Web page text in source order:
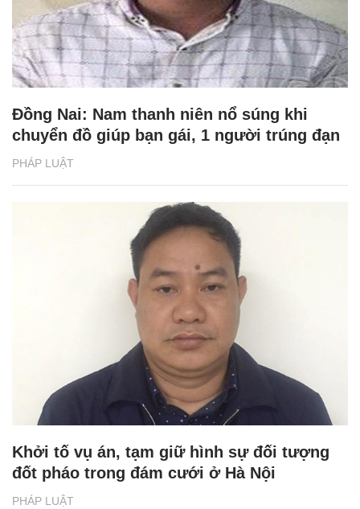
PHÁP LUẬT
Đồng Nai: Nam thanh niên nổ súng khi
chuyển đồ giúp bạn gái, 1 người trúng đạn
PHÁP LUẬT
Khởi tố vụ án, tạm giữ hình sự đối tượng
đốt pháo trong đám cưới ở Hà Nội